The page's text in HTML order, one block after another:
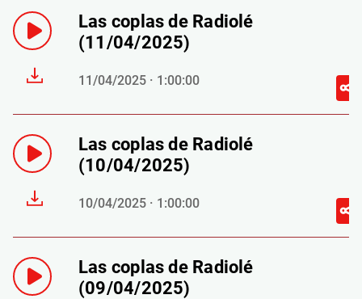
Las coplas de Radiolé
(11/04/2025)
11/04/2025 · 1:00:00
Las coplas de Radiolé
(10/04/2025)
10/04/2025 · 1:00:00
Las coplas de Radiolé
(09/04/2025)